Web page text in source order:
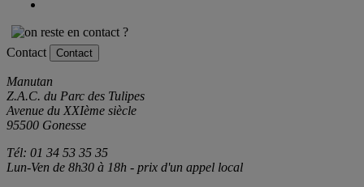
Contact Contact
Manutan
Z.A.C. du Parc des Tulipes
Avenue du XXIème siècle
95500 Gonesse
Tél: 01 34 53 35 35
Lun-Ven de 8h30 à 18h - prix d'un appel local